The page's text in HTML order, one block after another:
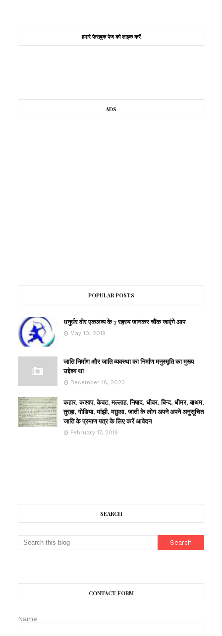
हमारे फेसबुक पेज को लाइक करें
ADS
POPULAR POSTS
धनुर्धर वीर एकलव्य के 7 रहस्य जानकर चौंक जाएंगे आप
May 10, 2019
जाति निर्माण और जाति व्यवस्था का निर्माण मनुस्मृति का मुख्य
उद्देश्य था
December 16, 2023
कहार, कश्यप, केवट, मल्लाह, निषाद, धीवर, बिन्द, धीमर, बाथम,
तुरहा, गोडिया, मांझी, मछुआ, जाती के लोग अपने अपने अनुसूचित
जाति के प्रमाण पत्र के लिए करें आवेदन
February 17, 2019
SEARCH
CONTACT FORM
Name